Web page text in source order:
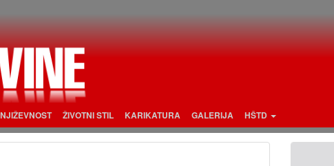
ŽIVOTNI STIL KARIKATURA GALERIJA HŠTD